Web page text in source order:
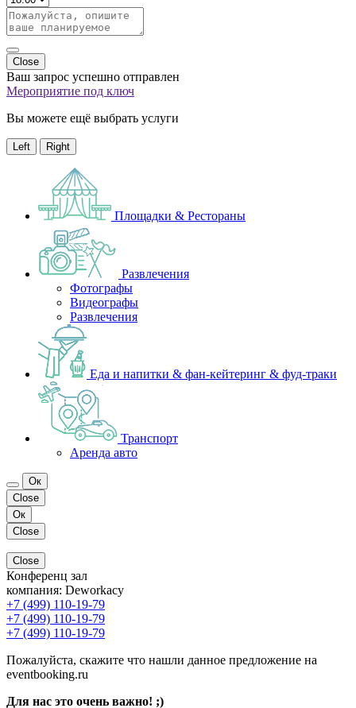
Close
Ваш запрос успешно отправлен
Мероприятие под ключ
Вы можете ещё выбрать услуги
Left Right
Площадки & Рестораны
Развлечения
Фотографы
Видеографы
Развлечения
Еда и напитки & фан-кейтеринг & фуд-траки
Транспорт
Аренда авто
Ок
Close
Ок
Close
Close
Конференц зал
компания: Deworkacy
+7 (499) 110-19-79
+7 (499) 110-19-79
+7 (499) 110-19-79
Пожалуйста, скажите что нашли данное предложение на
eventbooking.ru
Для нас это очень важно! ;)